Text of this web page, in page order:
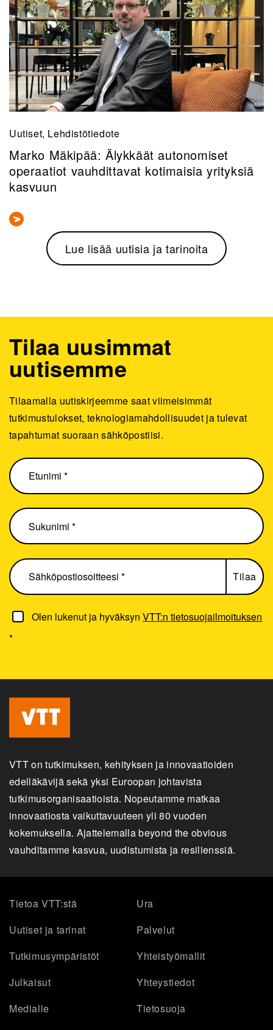
Uutiset, Lehdistötiedote
Marko Mäkipää: Älykkäät autonomiset
operaatiot vauhdittavat kotimaisia yrityksiä
kasvuun
Lue lisää uutisia ja tarinoita
Olen lukenut ja hyväksynVTT:n tietosuojailmoituksen
*
Tilaa uusimmat
uutisemme
Tilaamalla uutiskirjeemme saat viimeisimmät
tutkimustulokset, teknologiamahdollisuudet ja tulevat
tapahtumat suoraan sähköpostiisi.
VTT on tutkimuksen, kehityksen ja innovaatioiden
edelläkävijä sekä yksi Euroopan johtavista
tutkimusorganisaatioista. Nopeutamme matkaa
innovaatiosta vaikuttavuuteen yli 80 vuoden
kokemuksella. Ajattelemalla beyond the obvious
vauhditamme kasvua, uudistumista ja resilienssiä.
Tietoa VTT:stä
Ura
Uutiset ja tarinat
Palvelut
Tutkimusympäristöt
Yhteistyömallit
Julkaisut
Yhteystiedot
Medialle
Tietosuoja